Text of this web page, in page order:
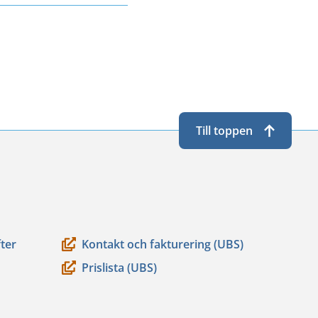
Kontakt och fakturering (UBS)
Prislista (UBS)
Till toppen